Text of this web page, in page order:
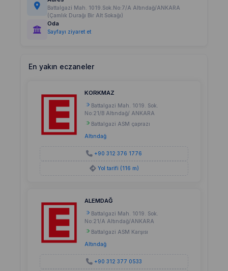
Battalgazi Mah. 1019.Sok.No:7/A Altındağ/ANKARA
(Çamlık Durağı Bir Alt Sokağı)
Oda
Sayfayı ziyaret et
En yakın eczaneler
KORKMAZ
Battalgazi Mah. 1019. Sok.
No:21/B Altındağ/ ANKARA
Battalgazi ASM çaprazı
Altındağ
+90 312 376 1776
Yol tarifi (116 m)
ALEMDAĞ
Battalgazi Mah. 1019. Sok.
No:21/A Altındağ/ANKARA
Battalgazi ASM Karşısı
Altındağ
+90 312 377 0533